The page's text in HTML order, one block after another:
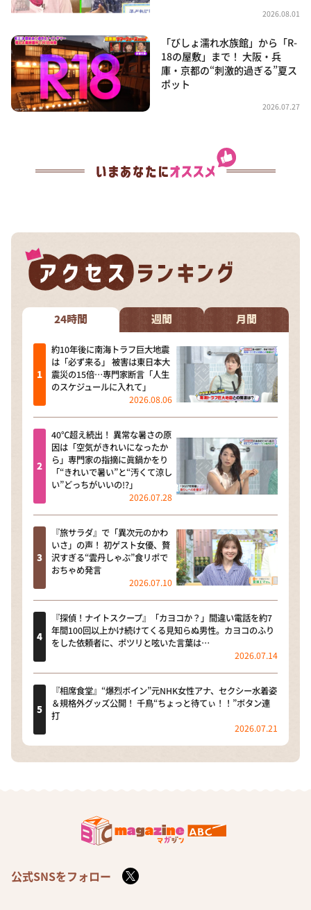
2026.08.01
「びしょ濡れ水族館」から「R-
18の屋敷」まで！ 大阪・兵
庫・京都の“刺激的過ぎる”夏ス
ポット
2026.07.27
24時間 週間 月間
約10年後に南海トラフ巨大地震
は「必ず来る」 被害は東日本大
震災の15倍…専門家断言「人生
のスケジュールに入れて」
2026.08.06
40℃超え続出！ 異常な暑さの原
因は「空気がきれいになったか
ら」専門家の指摘に眞鍋かをり
「“きれいで暑い”と“汚くて涼し
い”どっちがいいの!?」
2026.07.28
『旅サラダ』で「異次元のかわ
いさ」の声！ 初ゲスト女優、贅
沢すぎる“雲丹しゃぶ”食リポで
おちゃめ発言
2026.07.10
『探偵！ナイトスクープ』「カヨコか？」間違い電話を約7
年間100回以上かけ続けてくる見知らぬ男性。カヨコのふり
をした依頼者に、ポツリと呟いた言葉は…
2026.07.14
『相席食堂』“爆烈ボイン”元NHK女性アナ、セクシー水着姿
＆規格外グッズ公開！ 千鳥“ちょっと待てぃ！！”ボタン連
打
2026.07.21
公式SNSをフォロー